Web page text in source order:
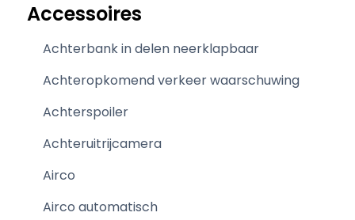
Accessoires
Achterbank in delen neerklapbaar
Achteropkomend verkeer waarschuwing
Achterspoiler
Achteruitrijcamera
Airco
Airco automatisch